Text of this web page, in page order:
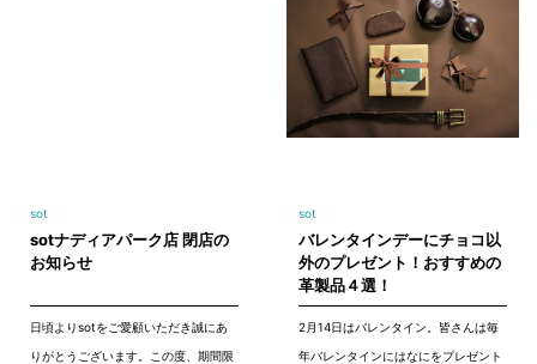
sot
sotナディアパーク店 閉店の
お知らせ
日頃よりsotをご愛顧いただき誠にあ
りがとうございます。この度、期間限
sot
バレンタインデーにチョコ以
外のプレゼント！おすすめの
革製品４選！
2月14日はバレンタイン。皆さんは毎
年バレンタインにはなにをプレゼント